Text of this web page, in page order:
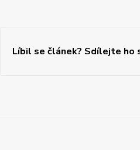
Líbil se článek? Sdílejte ho